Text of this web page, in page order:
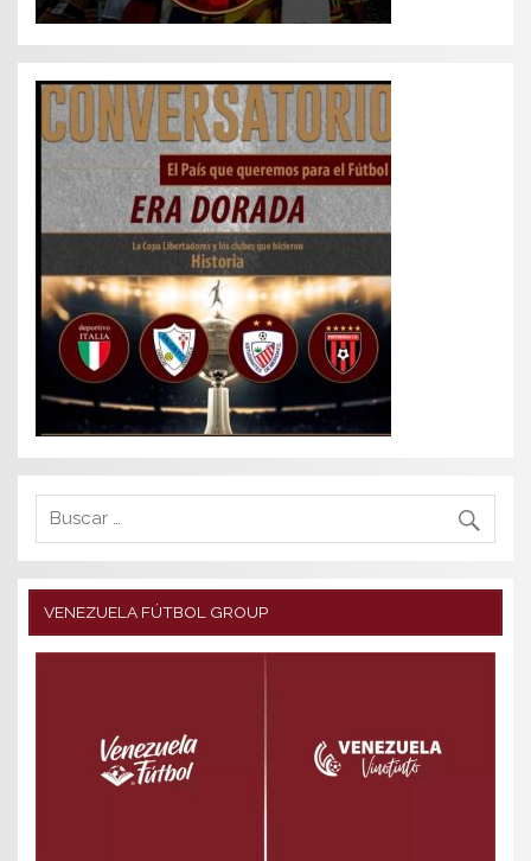
VENEZUELA FÚTBOL GROUP